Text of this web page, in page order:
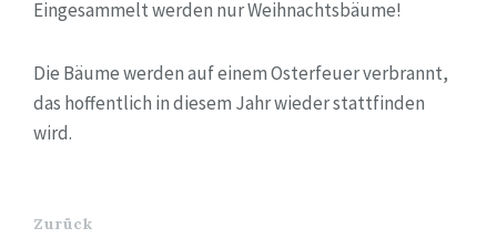
Eingesammelt werden nur Weihnachtsbäume!
Die Bäume werden auf einem Osterfeuer verbrannt,
das hoffentlich in diesem Jahr wieder stattfinden
wird.
Zurück